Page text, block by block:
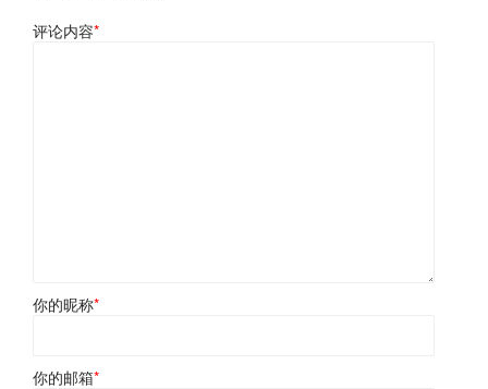
评论内容*
你的昵称*
你的邮箱*